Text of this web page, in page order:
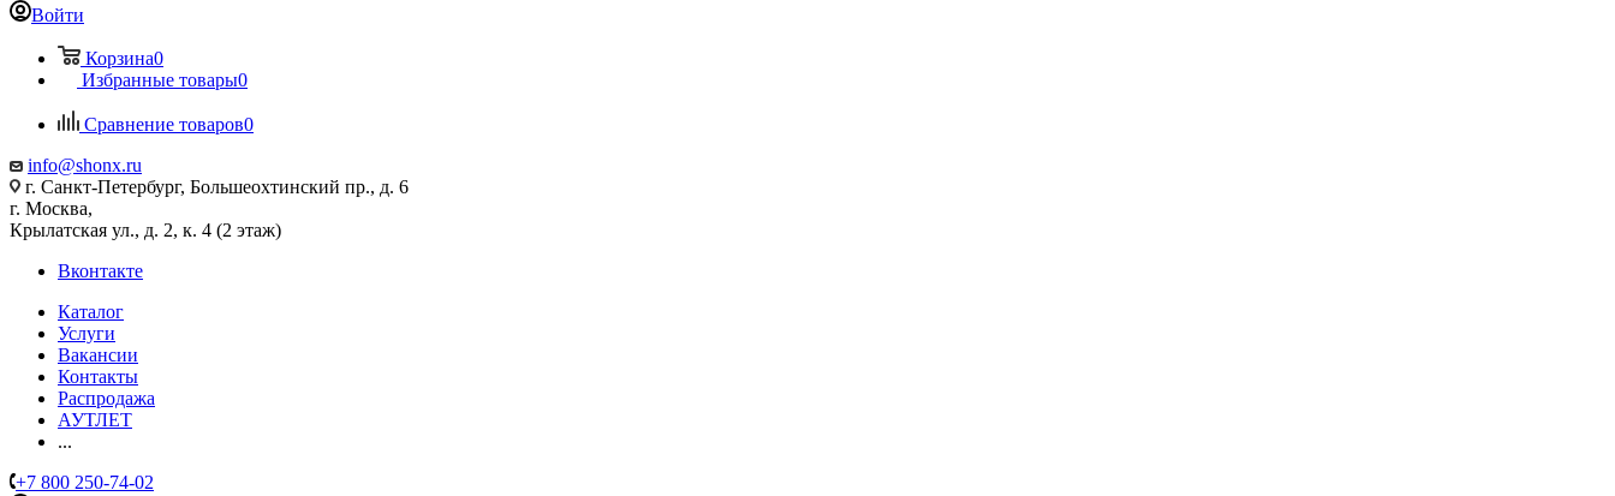
Войти
Корзина0
Избранные товары0
Сравнение товаров0
info@shonx.ru
г. Санкт-Петербург, Большеохтинский пр., д. 6
г. Москва,
Крылатская ул., д. 2, к. 4 (2 этаж)
Вконтакте
Каталог
Услуги
Вакансии
Контакты
Распродажа
АУТЛЕТ
...
+7 800 250-74-02